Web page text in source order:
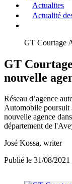
Actualites
Actualité
GT Courtage
GT
nouvelle
Réseau d’agence
Automobile poursuit
nouvelle agence
département de
José Kossa, writer
Publié le 31/08/2021